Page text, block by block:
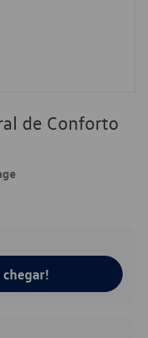
de Conforto